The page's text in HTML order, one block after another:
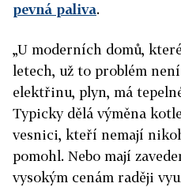
pevná paliva.
„U moderních domů,
letech, už to problém
elektřinu, plyn, má
Typicky dělá výměna
vesnici, kteří nemají
pomohl. Nebo mají
vysokým cenám raději